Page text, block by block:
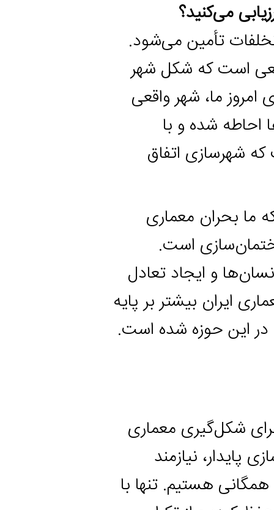
می‌کنید؟
تأمین می‌شود.
که شکل شهر
ما، شهر واقعی
شده و با
اتفاق
معماری
است.
و ایجاد تعادل
بیشتر بر پایه
حوزه شده است.
شکل‌گیری معماری
نیازمند
هستیم. تنها با